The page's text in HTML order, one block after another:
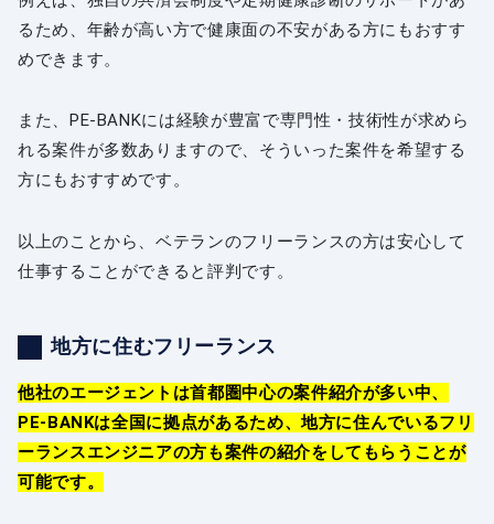
るため、年齢が高い方で健康面の不安がある方にもおすす
めできます。
また、PE-BANKには経験が豊富で専門性・技術性が求めら
れる案件が多数ありますので、そういった案件を希望する
方にもおすすめです。
以上のことから、ベテランのフリーランスの方は安心して
仕事することができると評判です。
地方に住むフリーランス
他社のエージェントは首都圏中心の案件紹介が多い中、
PE-BANKは全国に拠点があるため、地方に住んでいるフリ
ーランスエンジニアの方も案件の紹介をしてもらうことが
可能です。